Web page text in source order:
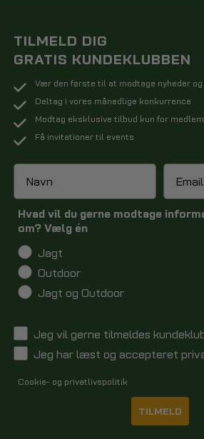
forhindrer overophedning og sved. Nogle
forstærkede sømme og ekstra
udendørs eventyr og daglig brug.
være lette og kompakte, hvilket gør dem
når du er på farten.
FIND DIN
Fra slanke og minimalistiske designs til
avancerede materialer, der effektivt
elementerne. Uanset om du er ude på en
pendler på cykel gennem byens gader,
FORDELE VED
blot at holde dig tør. De kan hjælpe med
fugt, hvilket betyder, at du kan
TILMELD DIG
GRATIS KUNDEKLUBBEN
Vær den første til at modtage nyheder
Deltag i vores månedlige konkurrence
Modtag eksklusive tilbud kun for
Få invitationer til events
Hvad vil du gerne modtage
om? Vælg én
Jagt
Outdoor
Jagt og Outdoor
Jeg vil gerne tilmeldes
Jeg har læst og accepteret
Cookie- og privatlivspolitik
TILMELD